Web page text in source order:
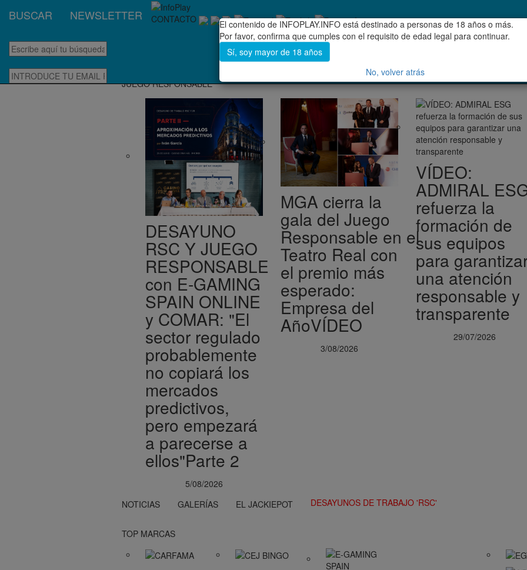
BUSCAR NEWSLETTER CONTACTO
JUEGO RESPONSABLE
DESAYUNO
RSC Y JUEGO
RESPONSABLE
con E-GAMING
SPAIN ONLINE
y COMAR: "El
sector regulado
probablemente
no copiará los
mercados
predictivos,
pero empezará
a parecerse a
ellos"Parte 2
5/08/2026
MGA cierra la
gala del Juego
Responsable en el
Teatro Real con
el premio más
esperado:
Empresa del
AñoVÍDEO
3/08/2026
VÍDEO:
ADMIRAL
refuerza la
formación de
sus equipos
para
una atención
responsable y
transparente
29/07/2026
NOTICIAS GALERÍAS EL JACKIEPOT DESAYUNOS DE TRABAJO 'RSC'
TOP MARCAS
El contenido de INFOPLAY.INFO está destinado a personas de 18 años o más.
Por favor, confirma que cumples con el requisito de edad legal para continuar.
Sí, soy mayor de 18 años
No, volver atrás